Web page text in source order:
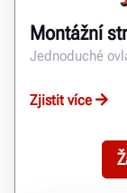
Montážní
Jednoduché
Zjistit více